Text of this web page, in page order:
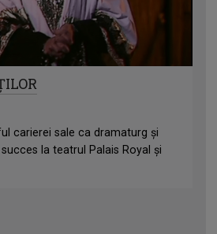
carierei sale ca dramaturg și
la teatrul Palais Royal și